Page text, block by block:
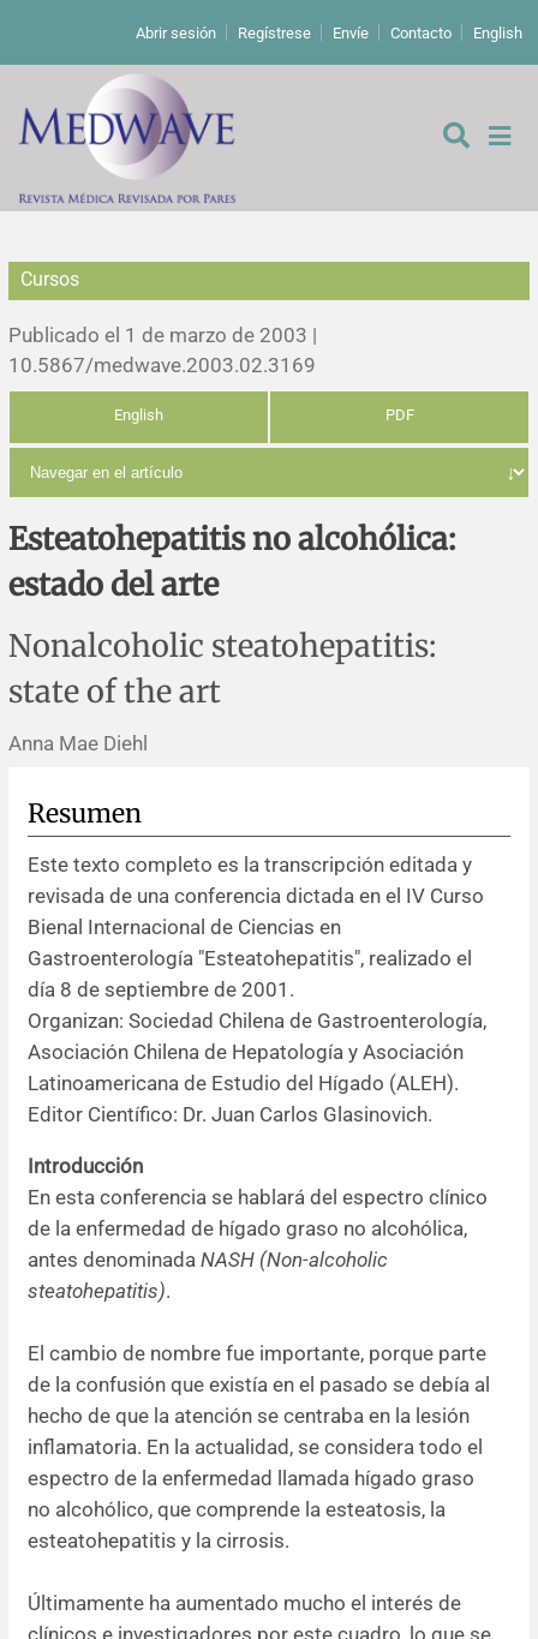
Abrir sesión Regístrese Envíe Contacto English
De los editores
Editoriales
Comentarios
Cartas a los editores
Errata y notas de reserva
Impressum
Estudios originales
Estudios cualitativos
Revisiones sistemáticas
Evaluaciones económicas
Análisis
Revisiones clínicas
Notas metodológicas
Comunicaciones breves
Notas históricas y reseñas
Ensayos
Notas técnicas
Práctica clínica
Descripción
Política de cobros
Políticas editoriales
Instrucciones para autores
Patrocinadores y financiamiento
Editores
Comité editorial
Resúmenes de congresos
Cursos
Publicado el 1 de marzo de 2003 |
10.5867/medwave.2003.02.3169
English PDF
Esteatohepatitis no alcohólica:
estado del arte
Nonalcoholic steatohepatitis:
state of the art
Anna Mae Diehl
Resumen
Este texto completo es la transcripción editada y
revisada de una conferencia dictada en el IV Curso
Bienal Internacional de Ciencias en
Gastroenterología "Esteatohepatitis", realizado el
día 8 de septiembre de 2001.
Organizan: Sociedad Chilena de Gastroenterología,
Asociación Chilena de Hepatología y Asociación
Latinoamericana de Estudio del Hígado (ALEH).
Editor Científico: Dr. Juan Carlos Glasinovich.
Introducción
En esta conferencia se hablará del espectro clínico
de la enfermedad de hígado graso no alcohólica,
antes denominada NASH (Non-alcoholic
steatohepatitis).
El cambio de nombre fue importante, porque parte
de la confusión que existía en el pasado se debía al
hecho de que la atención se centraba en la lesión
inflamatoria. En la actualidad, se considera todo el
espectro de la enfermedad llamada hígado graso
no alcohólico, que comprende la esteatosis, la
esteatohepatitis y la cirrosis.
Últimamente ha aumentado mucho el interés de
clínicos e investigadores por este cuadro, lo que se